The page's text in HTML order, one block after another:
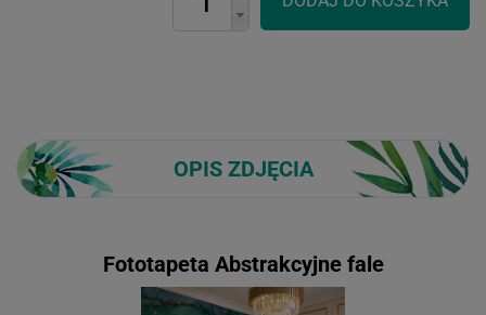
OPIS ZDJĘCIA
Fototapeta Abstrakcyjne fale